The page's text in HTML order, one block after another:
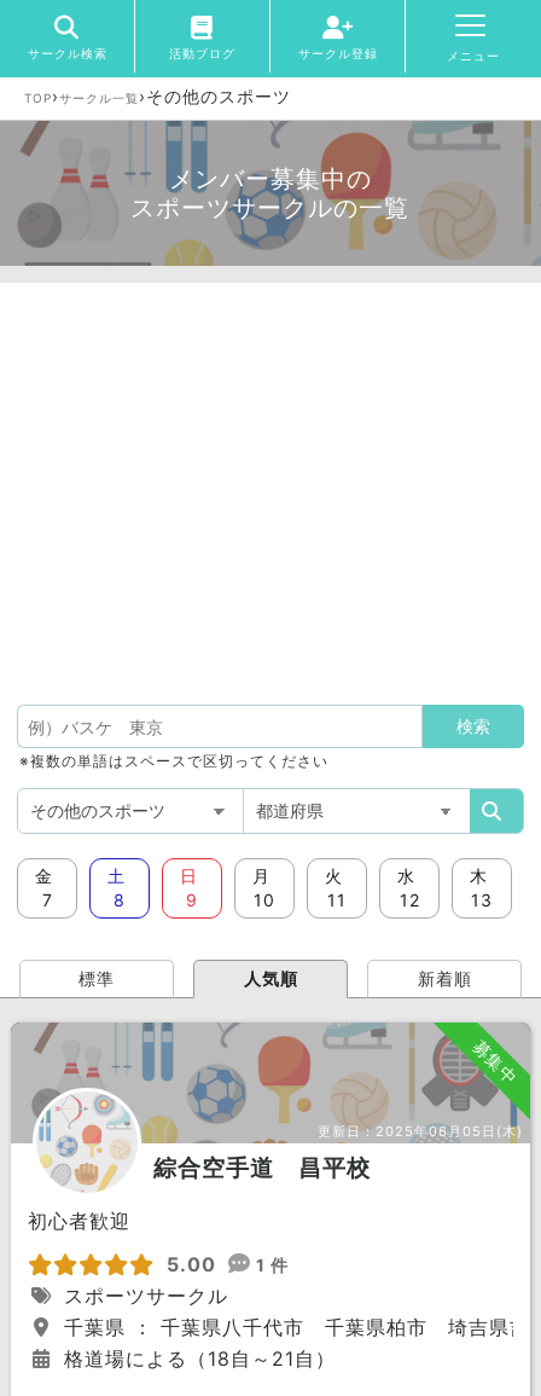
サークル検索 活動ブログ サークル登録 メニュー
TOP›サークル一覧 ›その他のスポーツ
メンバー募集中の
スポーツサークルの一覧
※複数の単語はスペースで区切ってください
金
7
土
8
日
9
月
10
火
11
水
12
木
13
標準 人気順 新着順
募集中
更新日：2025年06月05日(木)
綜合空手道 昌平校
初心者歓迎
5.00
1 件
スポーツサークル
千葉県 ： 千葉県八千代市 千葉県柏市 埼吉県吉
格道場による（18自～21自）